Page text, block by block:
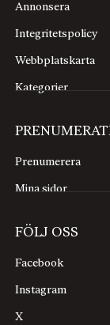
Annonsera
Integritetspolicy
Webbplatskarta
Kategorier
Prenumerera
Mina sidor
FÖLJ OSS
Facebook
Instagram
X